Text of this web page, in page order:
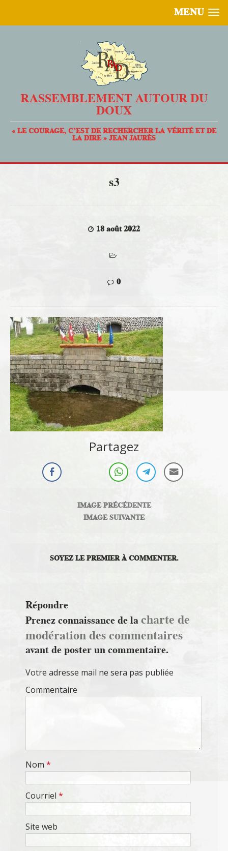
MENU
RASSEMBLEMENT AUTOUR DU
DOUX
« LE COURAGE, C’EST DE RECHERCHER LA VÉRITÉ ET DE
LA DIRE » JEAN JAURÈS
s3
18 août 2022
0
Partagez
IMAGE PRÉCÉDENTE
IMAGE SUIVANTE
SOYEZ LE PREMIER À COMMENTER.
Répondre
Prenez connaissance de lacharte de
modération des commentaires
avant de poster un commentaire.
Votre adresse mail ne sera pas publiée
Commentaire
Nom *
Courriel *
Site web